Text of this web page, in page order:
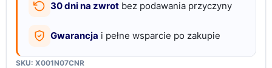
30 dni na zwrot bez podawania przyczyny
Gwarancja i pełne wsparcie po zakupie
SKU: X001N07CNR